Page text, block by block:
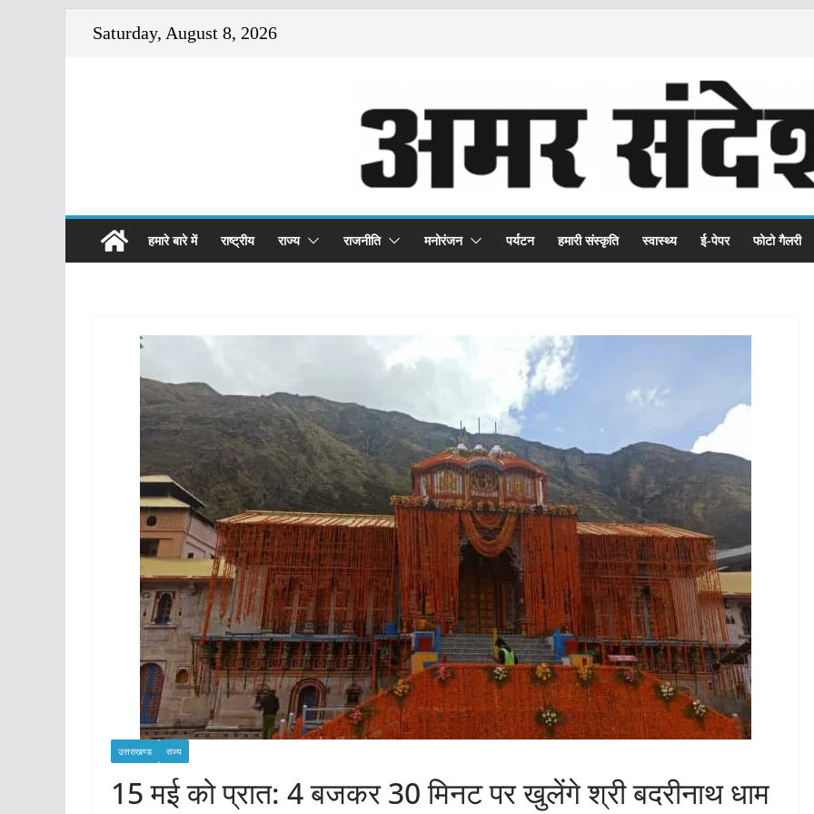
Saturday, August 8, 2026
हमारे बारे में राष्ट्रीय राज्य राजनीति मनोरंजन पर्यटन हमारी संस्कृति स्वास्थ्य ई-पेपर फोटो गैलरी
उत्तराखण्ड राज्य
15 मई को प्रात: 4 बजकर 30 मिनट पर खुलेंगे श्री बदरीनाथ धाम